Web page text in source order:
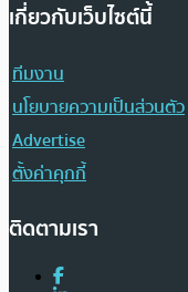
เกี่ยวกับเว็บไซต์นี้
ทีมงาน
นโยบายความเป็นส่วนตัว
Advertise
ตั้งค่าคุกกี้
ติดตามเรา